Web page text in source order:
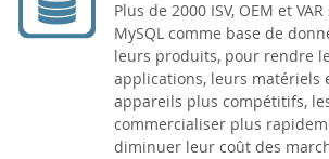
Plus de 2000 ISV, OEM et
MySQL comme base de
leurs produits, pour rendre
applications, leurs matériels
appareils plus compétitifs,
commercialiser plus
diminuer leur coût des